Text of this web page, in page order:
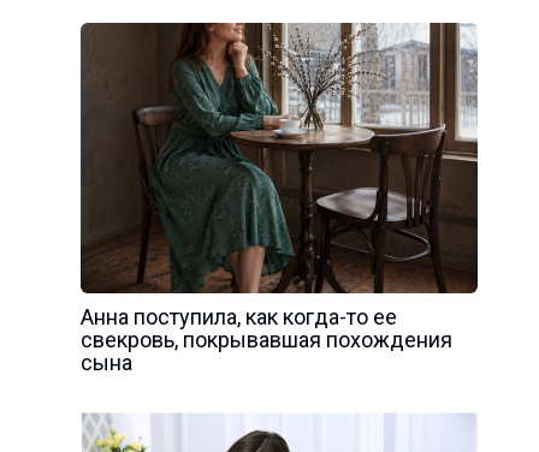
Анна поступила, как когда-то ее
свекровь, покрывавшая похождения
сына